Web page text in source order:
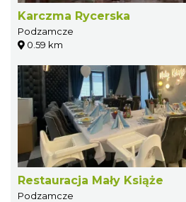
Karczma Rycerska
Podzamcze
0.59 km
Restauracja Mały Książe
Podzamcze